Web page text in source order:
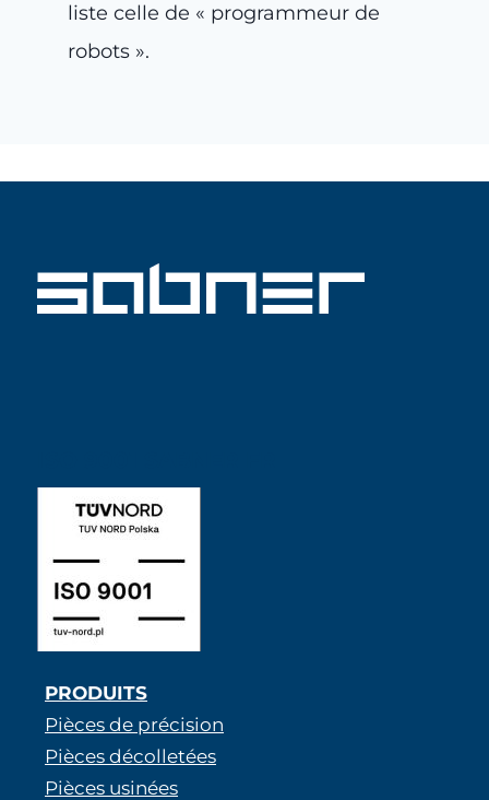
liste celle de « programmeur de
robots ».
PRODUITS
Pièces de précision
Pièces décolletées
Pièces usinées